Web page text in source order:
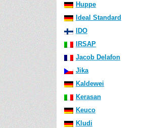
Huppe
Ideal Standard
IDO
IRSAP
Jacob Delafon
Jika
Kaldewei
Kerasan
Keuco
Kludi